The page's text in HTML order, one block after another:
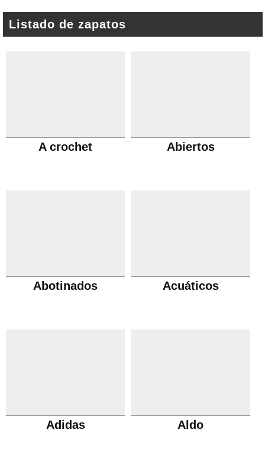
Listado de zapatos
A crochet Abiertos
Abotinados Acuáticos
Adidas Aldo